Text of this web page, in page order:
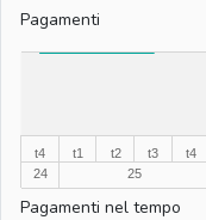
Pagamenti
t4
24
t1
25
t2 t3 t4
Pagamenti nel tempo